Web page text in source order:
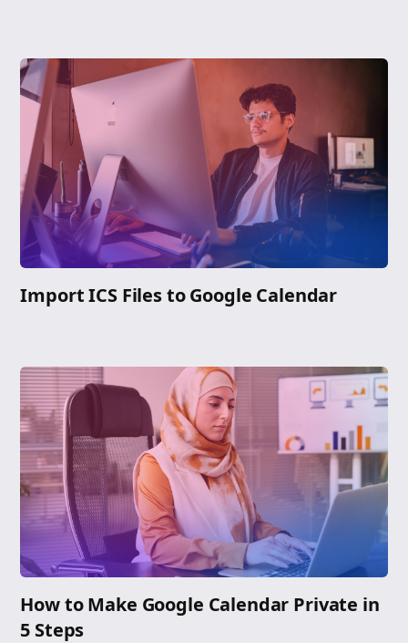
Import ICS Files to Google Calendar
How to Make Google Calendar Private in
5 Steps